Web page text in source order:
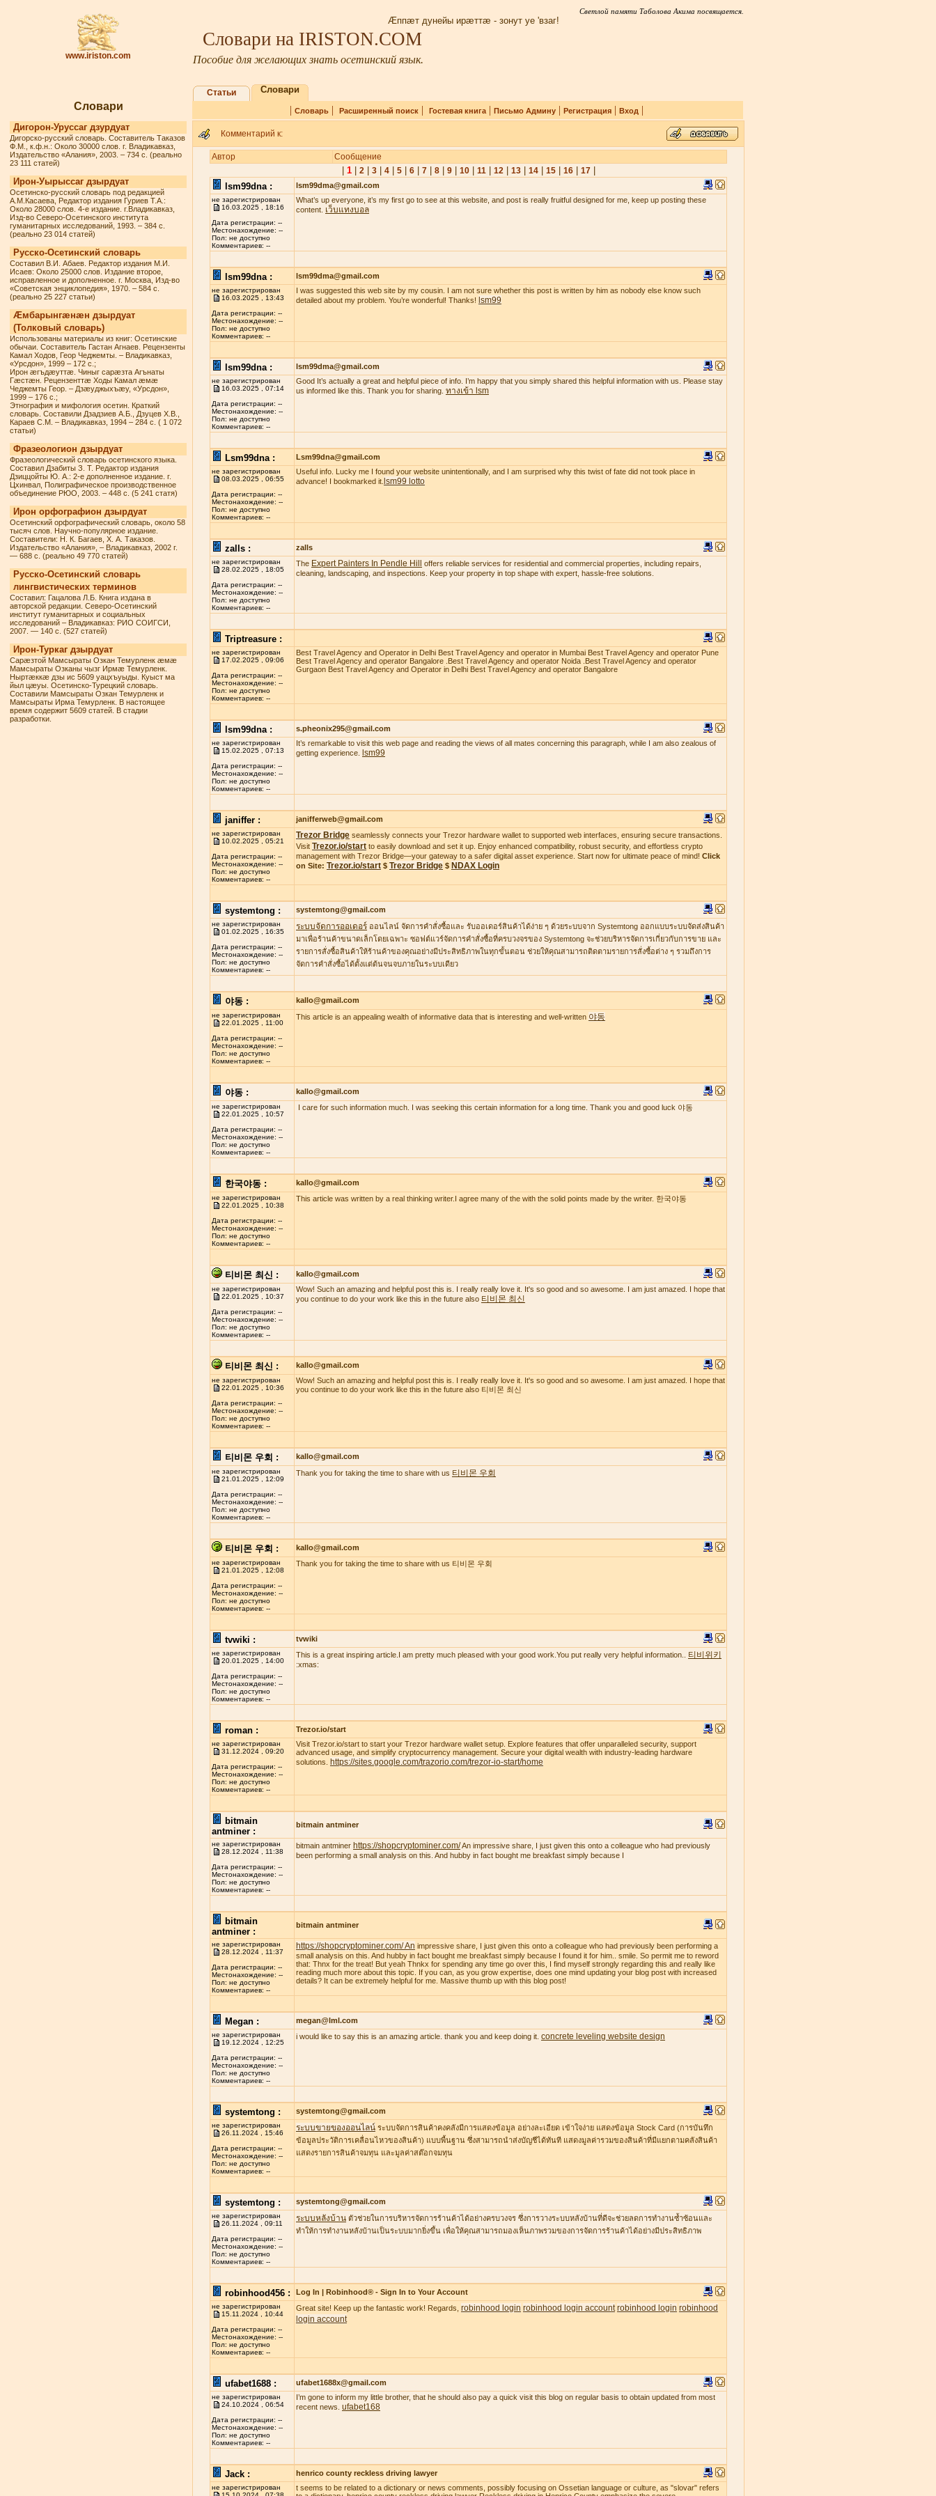
www.iriston.com
Светлой памяти Таболова Акима посвящается.
Æппæт дунейы ирæттæ - зонут уе 'взаг!
Словари на IRISTON.COM
Пособие для желающих знать осетинский язык.
Словари
Дигорон-Уруссаг дзурдуат
Дигорско-русский словарь. Составитель Таказов
Ф.М., к.ф.н.: Около 30000 слов. г. Владикавказ,
Издательство «Алания», 2003. – 734 с. (реально
23 111 статей)
Ирон-Уырыссаг дзырдуат
Осетинско-русский словарь под редакцией
А.М.Касаева, Редактор издания Гуриев Т.А.:
Около 28000 слов. 4-е издание. г.Владикавказ,
Изд-во Северо-Осетинского института
гуманитарных исследований, 1993. – 384 с.
(реально 23 014 статей)
Русско-Осетинский словарь
Составил В.И. Абаев. Редактор издания М.И.
Исаев: Около 25000 слов. Издание второе,
исправленное и дополненное. г. Москва, Изд-во
«Советская энциклопедия», 1970. – 584 с.
(реально 25 227 статьи)
Æмбарынгæнæн дзырдуат
(Толковый словарь)
Использованы материалы из книг: Осетинские
обычаи. Составитель Гастан Агнаев. Рецензенты
Камал Ходов, Геор Чеджемты. – Владикавказ,
«Урсдон», 1999 – 172 с.;
Ирон æгъдæуттæ. Чиныг сарæзта Агънаты
Гæстæн. Рецензенттæ Ходы Камал æмæ
Чеджемты Геор. – Дзæуджыхъæу, «Урсдон»,
1999 – 176 с.;
Этнография и мифология осетин. Краткий
словарь. Составили Дзадзиев А.Б., Дзуцев Х.В.,
Караев С.М. – Владикавказ, 1994 – 284 с. ( 1 072
статьи)
Фразеологион дзырдуат
Фразеологический словарь осетинского языка.
Составил Дзабиты З. Т. Редактор издания
Дзиццойты Ю. А.: 2-е дополненное издание. г.
Цхинвал, Полиграфическое производственное
объединение РЮО, 2003. – 448 с. (5 241 статя)
Ирон орфографион дзырдуат
Осетинский орфографический словарь, около 58
тысяч слов. Научно-популярное издание.
Составители: Н. К. Багаев, Х. А. Таказов.
Издательство «Алания», – Владикавказ, 2002 г.
— 688 с. (реально 49 770 статей)
Русско-Осетинский словарь
лингвистических терминов
Составил: Гацалова Л.Б. Книга издана в
авторской редакции. Северо-Осетинский
институт гуманитарных и социальных
исследований – Владикавказ: РИО СОИГСИ,
2007. — 140 с. (527 статей)
Ирон-Туркаг дзырдуат
Сарæзтой Мамсыраты Озкан Темурленк æмæ
Мамсыраты Озканы чызг Ирмæ Темурленк.
Ныртæккæ дзы ис 5609 уацхъуыды. Куыст ма
йыл цæуы. Осетинско-Турецкий словарь.
Составили Мамсыраты Озкан Темурленк и
Мамсыраты Ирма Темурленк. В настоящее
время содержит 5609 статей. В стадии
разработки.
Статьи Словари
| Словарь| Расширенный поиск| Гостевая книга| Письмо Админу| Регистрация| Вход |
Комментарий к:
Автор Сообщение
1| 2| 3| 4| 5| 6| 7| 8| 9| 10| 11| 12| 13| 14| 15| 16| 17|
lsm99dna :
lsm99dma@gmail.com
не зарегистрирован
16.03.2025 , 18:16
Дата регистрации: --
Местонахождение: --
Пол: не доступно
Комментариев: --
What’s up everyone, it’s my first go to see at this website, and post is really fruitful designed for me, keep up posting these
content. เว็บแทงบอล
lsm99dna : lsm99dma@gmail.com
не зарегистрирован
16.03.2025 , 13:43
Дата регистрации: --
Местонахождение: --
Пол: не доступно
Комментариев: --
I was suggested this web site by my cousin. I am not sure whether this post is written by him as nobody else know such
detailed about my problem. You’re wonderful! Thanks! lsm99
lsm99dna : lsm99dma@gmail.com
не зарегистрирован
16.03.2025 , 07:14
Дата регистрации: --
Местонахождение: --
Пол: не доступно
Комментариев: --
Good It’s actually a great and helpful piece of info. I’m happy that you simply shared this helpful information with us. Please stay
us informed like this. Thank you for sharing. ทางเข้า lsm
Lsm99dna : Lsm99dna@gmail.com
не зарегистрирован
08.03.2025 , 06:55
Дата регистрации: --
Местонахождение: --
Пол: не доступно
Комментариев: --
Useful info. Lucky me I found your website unintentionally, and I am surprised why this twist of fate did not took place in
advance! I bookmarked it. lsm99 lotto
zalls : zalls
не зарегистрирован
28.02.2025 , 18:05
Дата регистрации: --
Местонахождение: --
Пол: не доступно
Комментариев: --
The Expert Painters In Pendle Hill
offers reliable services for residential and commercial properties, including repairs,
cleaning, landscaping, and inspections. Keep your property in top shape with expert, hassle-free solutions.
Triptreasure :
не зарегистрирован
17.02.2025 , 09:06
Дата регистрации: --
Местонахождение: --
Пол: не доступно
Комментариев: --
Best Travel Agency and Operator in Delhi Best Travel Agency and operator in Mumbai Best Travel Agency and operator Pune
Best Travel Agency and operator Bangalore .Best Travel Agency and operator Noida .Best Travel Agency and operator
Gurgaon Best Travel Agency and Operator in Delhi Best Travel Agency and operator Bangalore
lsm99dna : s.pheonix295@gmail.com
не зарегистрирован
15.02.2025 , 07:13
Дата регистрации: --
Местонахождение: --
Пол: не доступно
Комментариев: --
It’s remarkable to visit this web page and reading the views of all mates concerning this paragraph, while I am also zealous of
getting experience.
lsm99
janiffer : janifferweb@gmail.com
не зарегистрирован
10.02.2025 , 05:21
Дата регистрации: --
Местонахождение: --
Пол: не доступно
Комментариев: --
Trezor Bridge seamlessly connects your Trezor hardware wallet to supported web interfaces, ensuring secure transactions.
Visit Trezor.io/start to easily download and set it up. Enjoy enhanced compatibility, robust security, and effortless crypto
management with Trezor Bridge—your gateway to a safer digital asset experience. Start now for ultimate peace of mind! Click
on Site: Trezor.io/start $ Trezor Bridge $ NDAX Login
systemtong : systemtong@gmail.com
не зарегистрирован
01.02.2025 , 16:35
Дата регистрации: --
Местонахождение: --
Пол: не доступно
Комментариев: --
ระบบจัดการออเดอร์ ออนไลน์ จัดการคำสั่งซื้อและ รับออเดอร์สินค้าได้ง่าย ๆ ด้วยระบบจาก Systemtong ออกแบบระบบจัดส่งสินค้า
มาเพื่อร้านค้าขนาดเล็กโดยเฉพาะ ซอฟต์แวร์จัดการคำสั่งซื้อที่ครบวงจรของ Systemtong จะช่วยบริหารจัดการเกี่ยวกับการขาย และ
รายการสั่งซื้อสินค้าให้ร้านค้าของคุณอย่างมีประสิทธิภาพในทุกขั้นตอน ช่วยให้คุณสามารถติดตามรายการสั่งซื้อต่าง ๆ รวมถึงการ
จัดการคำสั่งซื้อได้ตั้งแต่ต้นจนจบภายในระบบเดียว
야동 : kallo@gmail.com
не зарегистрирован
22.01.2025 , 11:00
Дата регистрации: --
Местонахождение: --
Пол: не доступно
Комментариев: --
This article is an appealing wealth of informative data that is interesting and well-written 야동
야동 : kallo@gmail.com
не зарегистрирован
22.01.2025 , 10:57
Дата регистрации: --
Местонахождение: --
Пол: не доступно
Комментариев: --
I care for such information much. I was seeking this certain information for a long time. Thank you and good luck 야동
한국야동 : kallo@gmail.com
не зарегистрирован
22.01.2025 , 10:38
Дата регистрации: --
Местонахождение: --
Пол: не доступно
Комментариев: --
This article was written by a real thinking writer.I agree many of the with the solid points made by the writer. 한국야동
티비몬 최신 : kallo@gmail.com
не зарегистрирован
22.01.2025 , 10:37
Дата регистрации: --
Местонахождение: --
Пол: не доступно
Комментариев: --
Wow! Such an amazing and helpful post this is. I really really love it. It's so good and so awesome. I am just amazed. I hope that
you continue to do your work like this in the future also 티비몬 최신
티비몬 최신 : kallo@gmail.com
не зарегистрирован
22.01.2025 , 10:36
Дата регистрации: --
Местонахождение: --
Пол: не доступно
Комментариев: --
Wow! Such an amazing and helpful post this is. I really really love it. It's so good and so awesome. I am just amazed. I hope that
you continue to do your work like this in the future also 티비몬 최신
티비몬 우회 : kallo@gmail.com
не зарегистрирован
21.01.2025 , 12:09
Дата регистрации: --
Местонахождение: --
Пол: не доступно
Комментариев: --
Thank you for taking the time to share with us 티비몬 우회
티비몬 우회 : kallo@gmail.com
не зарегистрирован
21.01.2025 , 12:08
Дата регистрации: --
Местонахождение: --
Пол: не доступно
Комментариев: --
Thank you for taking the time to share with us 티비몬 우회
tvwiki : tvwiki
не зарегистрирован
20.01.2025 , 14:00
Дата регистрации: --
Местонахождение: --
Пол: не доступно
Комментариев: --
This is a great inspiring article.I am pretty much pleased with your good work.You put really very helpful information.. 티비위키
:xmas:
roman : Trezor.io/start
не зарегистрирован
31.12.2024 , 09:20
Дата регистрации: --
Местонахождение: --
Пол: не доступно
Комментариев: --
Visit Trezor.io/start to start your Trezor hardware wallet setup. Explore features that offer unparalleled security, support
advanced usage, and simplify cryptocurrency management. Secure your digital wealth with industry-leading hardware
solutions.
https://sites.google.com/trazorio.com/trezor-io-start/home
bitmain
antminer :
bitmain antminer
не зарегистрирован
28.12.2024 , 11:38
Дата регистрации: --
Местонахождение: --
Пол: не доступно
Комментариев: --
bitmain antminer https://shopcryptominer.com/An impressive share, I just given this onto a colleague who had previously
been performing a small analysis on this. And hubby in fact bought me breakfast simply because I
bitmain
antminer :
bitmain antminer
не зарегистрирован
28.12.2024 , 11:37
Дата регистрации: --
Местонахождение: --
Пол: не доступно
Комментариев: --
https://shopcryptominer.com/ An impressive share, I just given this onto a colleague who had previously been performing a
small analysis on this. And hubby in fact bought me breakfast simply because I found it for him.. smile. So permit me to reword
that: Thnx for the treat! But yeah Thnkx for spending any time go over this, I find myself strongly regarding this and really like
reading much more about this topic. If you can, as you grow expertise, does one mind updating your blog post with increased
details? It can be extremely helpful for me. Massive thumb up with this blog post!
Megan : megan@lml.com
не зарегистрирован
19.12.2024 , 12:25
Дата регистрации: --
Местонахождение: --
Пол: не доступно
Комментариев: --
i would like to say this is an amazing article. thank you and keep doing it. concrete leveling website design
systemtong : systemtong@gmail.com
не зарегистрирован
26.11.2024 , 15:46
Дата регистрации: --
Местонахождение: --
Пол: не доступно
Комментариев: --
ระบบขายของออนไลน์ ระบบจัดการสินค้าคงคลังมีการแสดงข้อมูล อย่างละเอียด เข้าใจง่าย แสดงข้อมูล Stock Card (การบันทึก
ข้อมูลประวัติการเคลื่อนไหวของสินค้า) แบบพื้นฐาน ซึ่งสามารถนำส่งบัญชีได้ทันที แสดงมูลค่ารวมของสินค้าที่มีแยกตามคลังสินค้า
แสดงรายการสินค้าจมทุน และมูลค่าสต๊อกจมทุน
systemtong : systemtong@gmail.com
не зарегистрирован
26.11.2024 , 09:11
Дата регистрации: --
Местонахождение: --
Пол: не доступно
Комментариев: --
ระบบหลังบ้าน ตัวช่วยในการบริหารจัดการร้านค้าได้อย่างครบวงจร ซึ่งการวางระบบหลังบ้านที่ดีจะช่วยลดการทำงานซ้ำซ้อนและ
ทำให้การทำงานหลังบ้านเป็นระบบมากยิ่งขึ้น เพื่อให้คุณสามารถมองเห็นภาพรวมของการจัดการร้านค้าได้อย่างมีประสิทธิภาพ
robinhood456 : Log In | Robinhood® - Sign In to Your Account
не зарегистрирован
15.11.2024 , 10:44
Дата регистрации: --
Местонахождение: --
Пол: не доступно
Комментариев: --
Great site! Keep up the fantastic work! Regards, robinhood login robinhood login account robinhood login robinhood
login account
ufabet1688 : ufabet1688x@gmail.com
не зарегистрирован
24.10.2024 , 06:54
Дата регистрации: --
Местонахождение: --
Пол: не доступно
Комментариев: --
I’m gone to inform my little brother, that he should also pay a quick visit this blog on regular basis to obtain updated from most
recent news. ufabet168
Jack : henrico county reckless driving lawyer
не зарегистрирован
t seems to be related to a dictionary or news comments, possibly focusing on Ossetian language or culture, as "slovar" refers